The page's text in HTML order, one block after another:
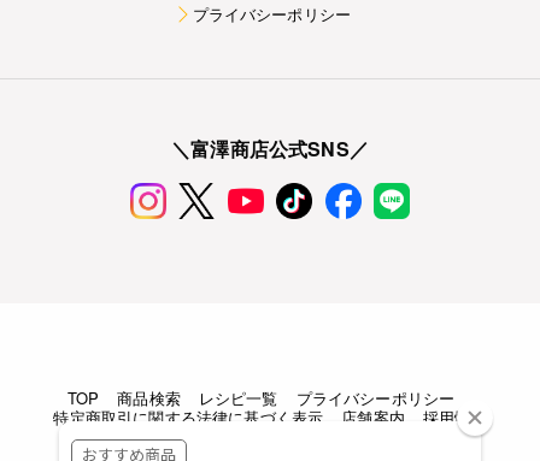
プライバシーポリシー
＼富澤商店公式SNS／
TOP 商品検索 レシピ一覧
プライバシーポリシー
特定商取引に関する法律に基づく表示
店舗案内 採用情報